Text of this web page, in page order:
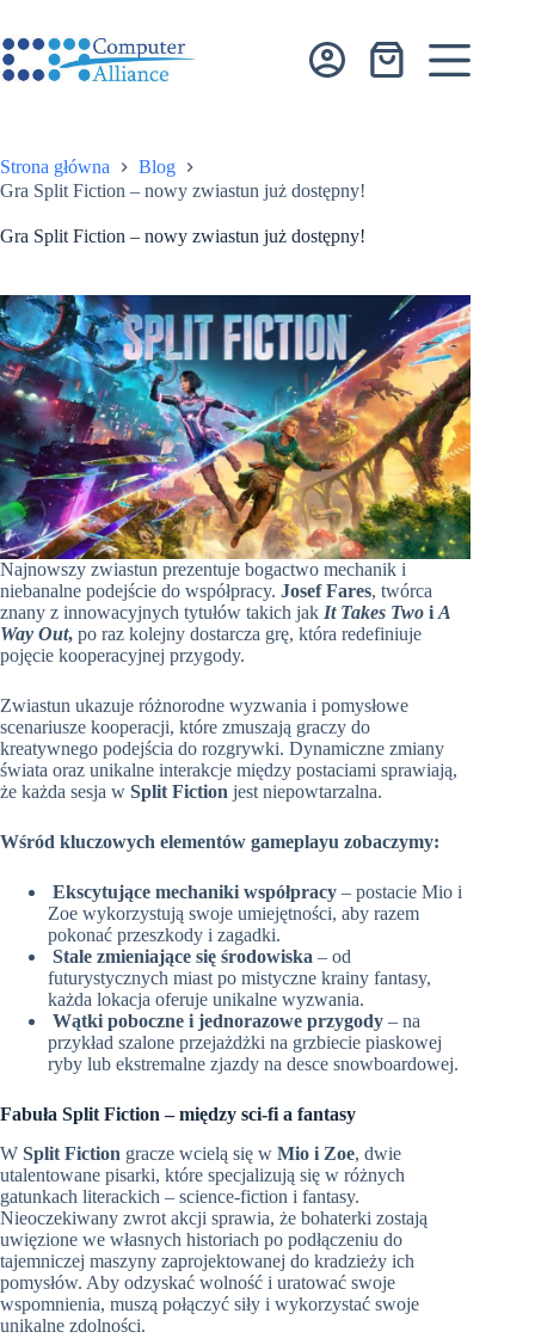
treści
Koszyk
Strona główna
Blog
Gra Split Fiction – nowy zwiastun już dostępny!
Gra Split Fiction – nowy zwiastun już dostępny!
Najnowszy zwiastun prezentuje bogactwo mechanik i
niebanalne podejście do współpracy. Josef Fares, twórca
znany z innowacyjnych tytułów takich jak It Takes Two i A
Way Out, po raz kolejny dostarcza grę, która redefiniuje
pojęcie kooperacyjnej przygody.
Zwiastun ukazuje różnorodne wyzwania i pomysłowe
scenariusze kooperacji, które zmuszają graczy do
kreatywnego podejścia do rozgrywki. Dynamiczne zmiany
świata oraz unikalne interakcje między postaciami sprawiają,
że każda sesja w Split Fiction jest niepowtarzalna.
Wśród kluczowych elementów gameplayu zobaczymy:
Ekscytujące mechaniki współpracy – postacie Mio i
Zoe wykorzystują swoje umiejętności, aby razem
pokonać przeszkody i zagadki.
Stale zmieniające się środowiska – od
futurystycznych miast po mistyczne krainy fantasy,
każda lokacja oferuje unikalne wyzwania.
Wątki poboczne i jednorazowe przygody – na
przykład szalone przejażdżki na grzbiecie piaskowej
ryby lub ekstremalne zjazdy na desce snowboardowej.
Fabuła Split Fiction – między sci-fi a fantasy
W Split Fiction gracze wcielą się w Mio i Zoe, dwie
utalentowane pisarki, które specjalizują się w różnych
gatunkach literackich – science-fiction i fantasy.
Nieoczekiwany zwrot akcji sprawia, że bohaterki zostają
uwięzione we własnych historiach po podłączeniu do
tajemniczej maszyny zaprojektowanej do kradzieży ich
pomysłów. Aby odzyskać wolność i uratować swoje
wspomnienia, muszą połączyć siły i wykorzystać swoje
unikalne zdolności.